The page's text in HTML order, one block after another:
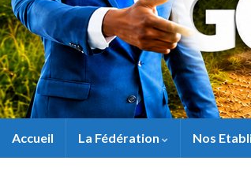
Accueil La Fédération Nos